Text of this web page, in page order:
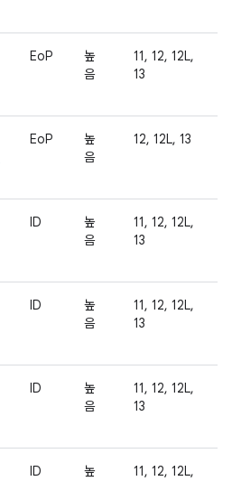
EoP
높
음
11, 12, 12L,
13
EoP
높
음
12, 12L, 13
ID
높
음
11, 12, 12L,
13
ID
높
음
11, 12, 12L,
13
ID
높
음
11, 12, 12L,
13
ID
높
11, 12, 12L,